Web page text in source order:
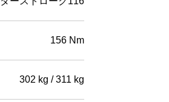
156 Nm
302 kg / 311 kg